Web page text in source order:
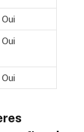
Oui
Oui
Oui